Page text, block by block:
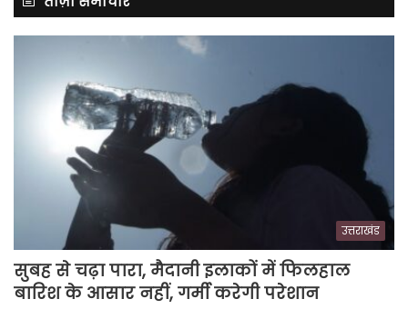
उत्तराखंड
सुबह से चढ़ा पारा, मैदानी इलाकों में फिलहाल
बारिश के आसार नहीं, गर्मी करेगी परेशान